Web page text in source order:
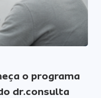
o programa
dr.consulta